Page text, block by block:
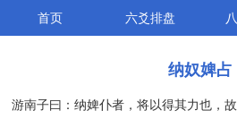
首页 六爻排盘
纳奴婢占
游南子曰：纳婢仆者，将以得其力也，